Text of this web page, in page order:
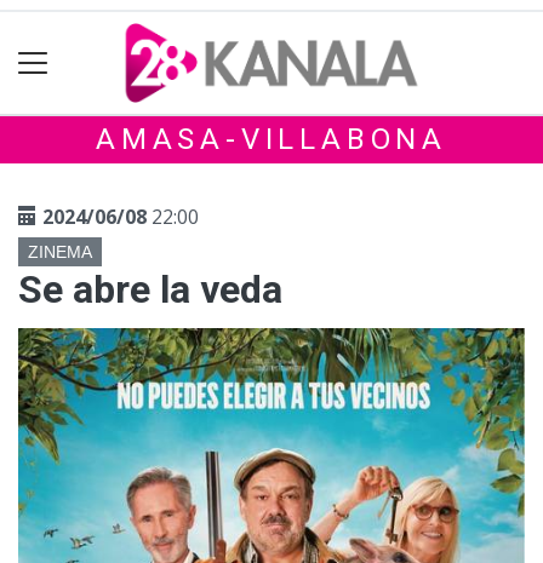
AMASA-VILLABONA
2024/06/08 22:00
ZINEMA
Se abre la veda